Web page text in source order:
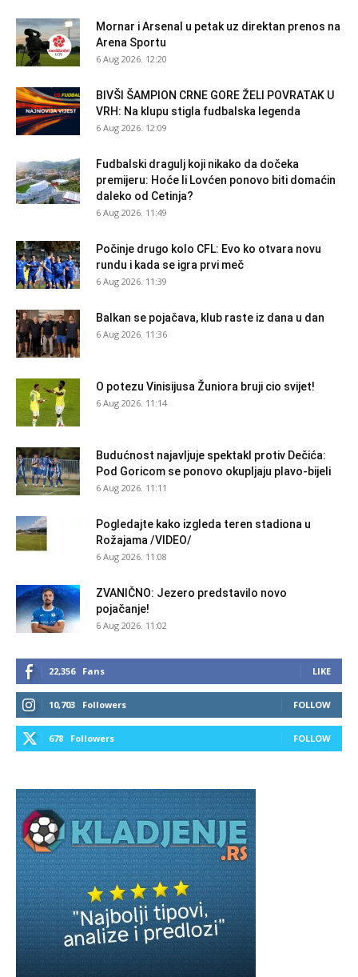
Mornar i Arsenal u petak uz direktan prenos na
Arena Sportu
6 Aug 2026. 12:20
BIVŠI ŠAMPION CRNE GORE ŽELI POVRATAK U
VRH: Na klupu stigla fudbalska legenda
6 Aug 2026. 12:09
Fudbalski dragulj koji nikako da dočeka
premijeru: Hoće li Lovćen ponovo biti domaćin
daleko od Cetinja?
6 Aug 2026. 11:49
Počinje drugo kolo CFL: Evo ko otvara novu
rundu i kada se igra prvi meč
6 Aug 2026. 11:39
Balkan se pojačava, klub raste iz dana u dan
6 Aug 2026. 11:36
O potezu Vinisijusa Žuniora bruji cio svijet!
6 Aug 2026. 11:14
Budućnost najavljuje spektakl protiv Dečića:
Pod Goricom se ponovo okupljaju plavo-bijeli
6 Aug 2026. 11:11
Pogledajte kako izgleda teren stadiona u
Rožajama /VIDEO/
6 Aug 2026. 11:08
ZVANIČNO: Jezero predstavilo novo
pojačanje!
6 Aug 2026. 11:02
22,356 Fans LIKE
10,703 Followers FOLLOW
678 Followers FOLLOW